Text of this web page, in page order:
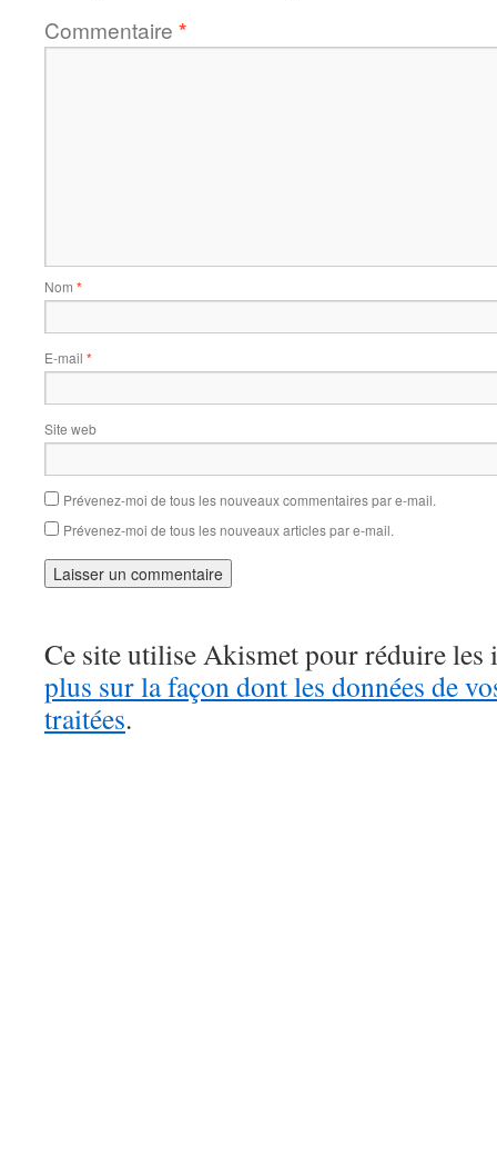
Commentaire *
Nom *
E-mail *
Site web
Prévenez-moi de tous les nouveaux commentaires par e-mail.
Prévenez-moi de tous les nouveaux articles par e-mail.
Ce site utilise Akismet pour réduire les
plus sur la façon dont les données de
traitées.